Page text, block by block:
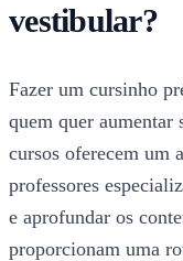
vestibular?
Fazer um cursinho
quem quer aumentar
cursos oferecem um
professores
e aprofundar os
proporcionam uma